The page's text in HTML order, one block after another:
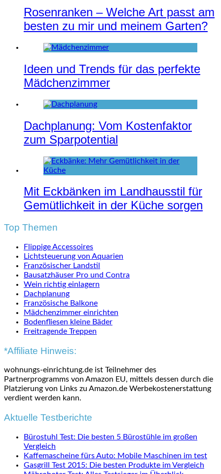
Rosenranken – Welche Art passt am
besten zu mir und meinem Garten?
Ideen und Trends für das perfekte
Mädchenzimmer
Dachplanung: Vom Kostenfaktor
zum Sparpotential
Mit Eckbänken im Landhausstil für
Gemütlichkeit in der Küche sorgen
Top Themen
Flippige Accessoires
Lichtsteuerung von Aquarien
Französischer Landstil
Bausatzhäuser Pro und Contra
Wein richtig einlagern
Dachplanung
Französische Balkone
Mädchenzimmer einrichten
Bodenfliesen kleine Bäder
Freitragende Treppen
*Affiliate Hinweis:
wohnungs-einrichtung.de ist Teilnehmer des
Partnerprogramms von Amazon EU, mittels dessen durch die
Platzierung von Links zu Amazon.de Werbekostenerstattung
verdient werden kann.
Aktuelle Testberichte
Bürostuhl Test: Die besten 5 Bürostühle im großen
Vergleich
Kaffemascheine fürs Auto: Mobile Maschinen im test
Gasgrill Test 2015: Die besten Produkte im Vergleich